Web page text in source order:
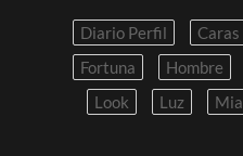
Diario Perfil Caras
Fortuna
Hombre
Look
Luz Mia